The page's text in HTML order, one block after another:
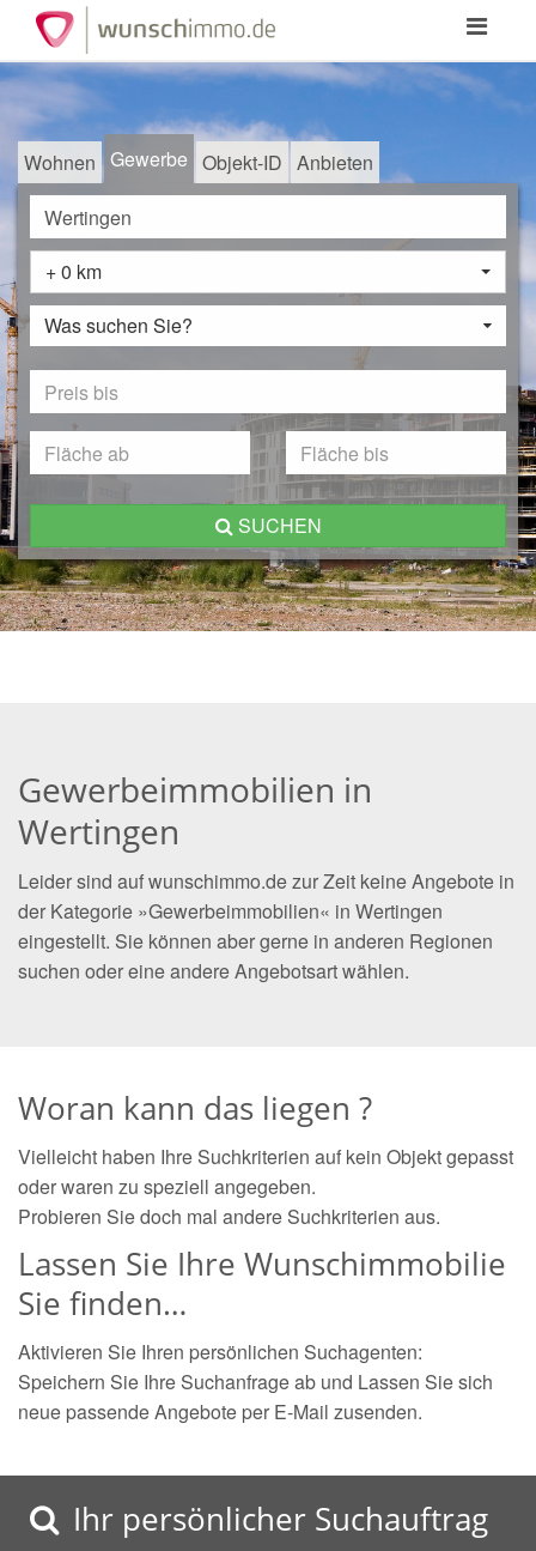
Toggle
Wohnen Gewerbe Objekt-ID Anbieten
+ 0 km
Was suchen Sie?
SUCHEN
Gewerbeimmobilien in
Wertingen
Leider sind auf wunschimmo.de zur Zeit keine Angebote in
der Kategorie »Gewerbeimmobilien« in Wertingen
eingestellt. Sie können aber gerne in anderen Regionen
suchen oder eine andere Angebotsart wählen.
Woran kann das liegen ?
Vielleicht haben Ihre Suchkriterien auf kein Objekt gepasst
oder waren zu speziell angegeben.
Probieren Sie doch mal andere Suchkriterien aus.
Lassen Sie Ihre Wunschimmobilie
Sie finden…
Aktivieren Sie Ihren persönlichen Suchagenten:
Speichern Sie Ihre Suchanfrage ab und Lassen Sie sich
neue passende Angebote per E-Mail zusenden.
Ihr persönlicher Suchauftrag